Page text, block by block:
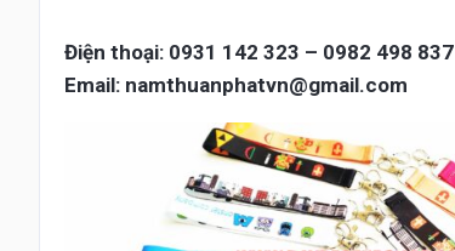
Điện thoại: 0931 142 323 – 0982 498 837
Email: namthuanphatvn@gmail.com